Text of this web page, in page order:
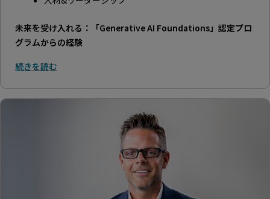
未来を受け入れる：「Generative AI Foundations」認定プロ
グラムからの経験
続きを読む